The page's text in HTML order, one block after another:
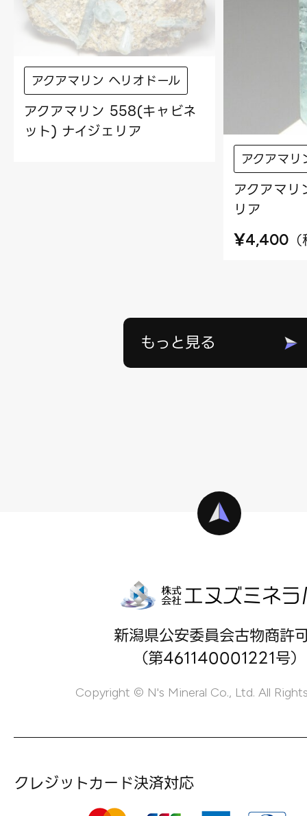
アクアマリン ヘリオドール
アクアマリン 558(キャビネ
ット) ナイジェリア
アクアマ
アクアマ
リア
¥4,400 （
もっと見る
新潟県公安委員会古物商許
（第461140001221号）
Copyright © N's Mineral Co., Ltd. All
クレジットカード決済対応